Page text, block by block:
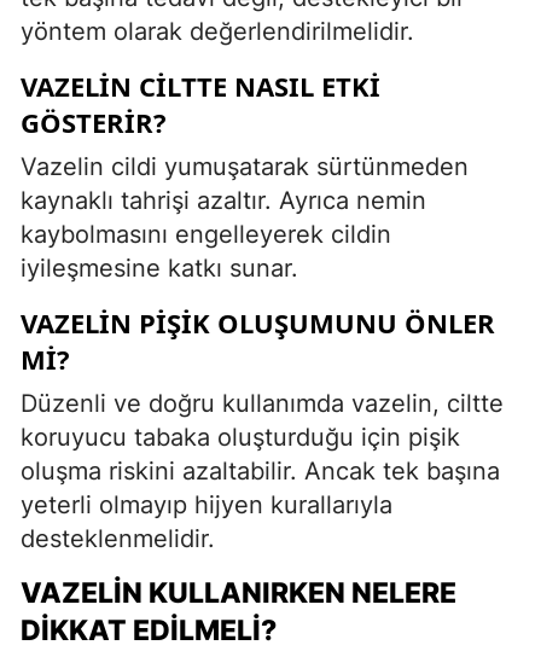
yöntem olarak değerlendirilmelidir.
VAZELIN CILTTE NASIL ETKI
GÖSTERIR?
Vazelin cildi yumuşatarak sürtünmeden
kaynaklı tahrişi azaltır. Ayrıca nemin
kaybolmasını engelleyerek cildin
iyileşmesine katkı sunar.
VAZELIN PIŞIK OLUŞUMUNU ÖNLER
MI?
Düzenli ve doğru kullanımda vazelin, ciltte
koruyucu tabaka oluşturduğu için pişik
oluşma riskini azaltabilir. Ancak tek başına
yeterli olmayıp hijyen kurallarıyla
desteklenmelidir.
VAZELIN KULLANIRKEN NELERE
DIKKAT EDILMELI?